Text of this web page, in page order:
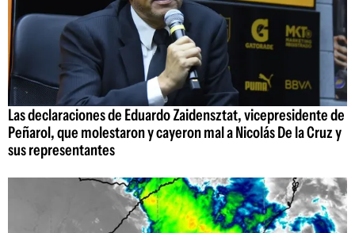
Las declaraciones de Eduardo Zaidensztat, vicepresidente de
Peñarol, que molestaron y cayeron mal a Nicolás De la Cruz y
sus representantes